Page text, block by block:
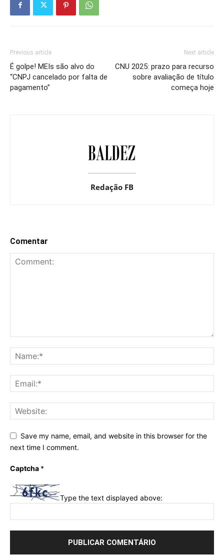
Previous article
É golpe! MEIs são alvo do
“CNPJ cancelado por falta de
pagamento”
Next article
CNU 2025: prazo para recurso
sobre avaliação de título
começa hoje
Redação FB
Comentar
Save my name, email, and website in this browser for the
next time I comment.
Captcha *
Type the text displayed above: